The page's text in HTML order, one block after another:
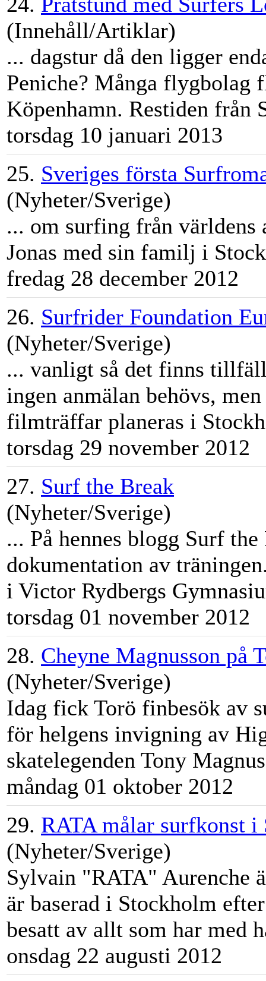
(Innehåll/Artiklar)
... dagstur då den ligger
Peniche? Många
Köpenhamn. Restiden från
torsdag 10 januari 2013
25. Sveriges första
(Nyheter/Sverige)
... om surfing från
Jonas med sin familj i
fredag 28 december 2012
26. Surfrider Foundation
(Nyheter/Sverige)
... vanligt så det finns
ingen anmälan behövs,
filmträffar planeras i
torsdag 29 november 2012
27. Surf the Break
(Nyheter/Sverige)
... På hennes blogg Surf
dokumentation av
i Victor Rydbergs
torsdag 01 november 2012
28. Cheyne Magnusson på
(Nyheter/Sverige)
Idag fick Torö finbesök av
för helgens invigning av
skatelegenden Tony
måndag 01 oktober 2012
29. RATA målar surfkonst i
(Nyheter/Sverige)
Sylvain "RATA" Aurenche
är baserad i Stockholm
besatt av allt som har med
onsdag 22 augusti 2012